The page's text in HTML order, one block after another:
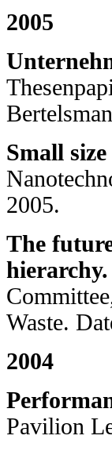
2005
Small
2005.
The
hierarchy.
Waste.
2004
Pavilion